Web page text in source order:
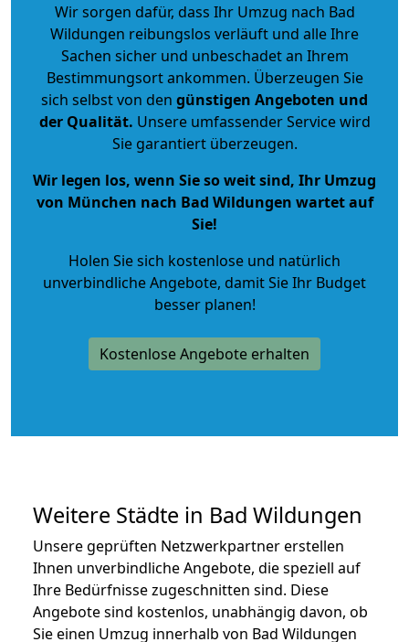
Wir sorgen dafür, dass Ihr Umzug nach Bad
Wildungen reibungslos verläuft und alle Ihre
Sachen sicher und unbeschadet an Ihrem
Bestimmungsort ankommen. Überzeugen Sie
sich selbst von den günstigen Angeboten und
der Qualität. Unsere umfassender Service wird
Sie garantiert überzeugen.
Wir legen los, wenn Sie so weit sind, Ihr Umzug
von München nach Bad Wildungen wartet auf
Sie!
Holen Sie sich kostenlose und natürlich
unverbindliche Angebote, damit Sie Ihr Budget
besser planen!
Kostenlose Angebote erhalten
Weitere Städte in Bad Wildungen
Unsere geprüften Netzwerkpartner erstellen
Ihnen unverbindliche Angebote, die speziell auf
Ihre Bedürfnisse zugeschnitten sind. Diese
Angebote sind kostenlos, unabhängig davon, ob
Sie einen Umzug innerhalb von Bad Wildungen